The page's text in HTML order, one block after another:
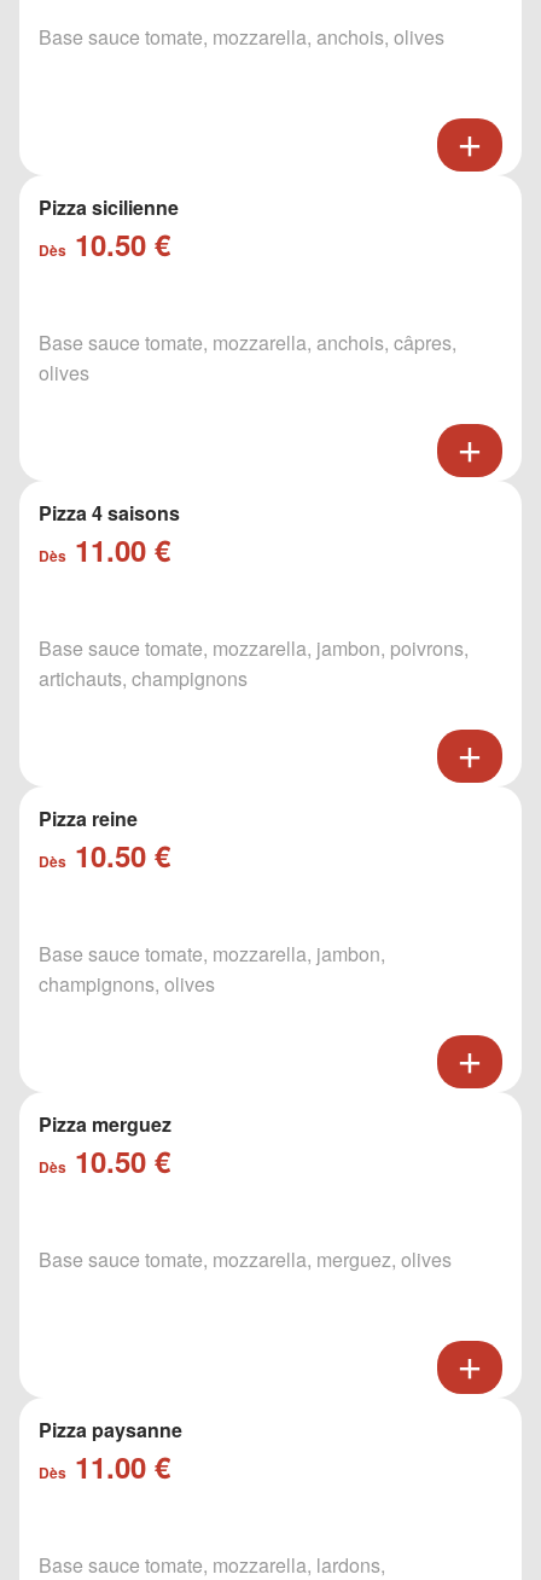
Base sauce tomate, mozzarella, anchois, olives
Pizza sicilienne
Dès 10.50 €
Base sauce tomate, mozzarella, anchois, câpres,
olives
Pizza 4 saisons
Dès 11.00 €
Base sauce tomate, mozzarella, jambon, poivrons,
artichauts, champignons
Pizza reine
Dès 10.50 €
Base sauce tomate, mozzarella, jambon,
champignons, olives
Pizza merguez
Dès 10.50 €
Base sauce tomate, mozzarella, merguez, olives
Pizza paysanne
Dès 11.00 €
Base sauce tomate, mozzarella, lardons,